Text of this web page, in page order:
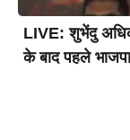
LIVE: शुभेंदु
के बाद पहले